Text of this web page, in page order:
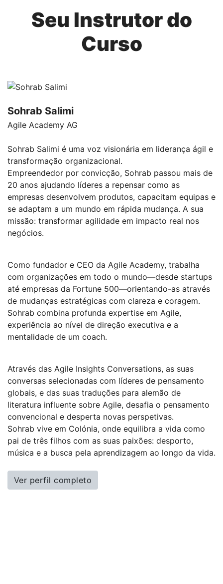
Seu Instrutor do
Curso
Sohrab Salimi
Agile Academy AG
Sohrab Salimi é uma voz visionária em liderança ágil e
transformação organizacional.
Empreendedor por convicção, Sohrab passou mais de
20 anos ajudando líderes a repensar como as
empresas desenvolvem produtos, capacitam equipas e
se adaptam a um mundo em rápida mudança. A sua
missão: transformar agilidade em impacto real nos
negócios.
Como fundador e CEO da Agile Academy, trabalha
com organizações em todo o mundo—desde startups
até empresas da Fortune 500—orientando-as através
de mudanças estratégicas com clareza e coragem.
Sohrab combina profunda expertise em Agile,
experiência ao nível de direção executiva e a
mentalidade de um coach.
Através das Agile Insights Conversations, as suas
conversas selecionadas com líderes de pensamento
globais, e das suas traduções para alemão de
literatura influente sobre Agile, desafia o pensamento
convencional e desperta novas perspetivas.
Sohrab vive em Colónia, onde equilibra a vida como
pai de três filhos com as suas paixões: desporto,
música e a busca pela aprendizagem ao longo da vida.
Ver perfil completo